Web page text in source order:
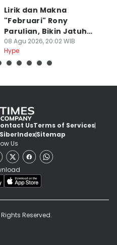
Lirik dan Makna
"Februari" Rony
Parulian, Bikin Jatuh
Cinta?
08 Agu 2026, 20:02 WIB
Hype
UsTerms of Services
IndexSitemap
Us
Reserved.